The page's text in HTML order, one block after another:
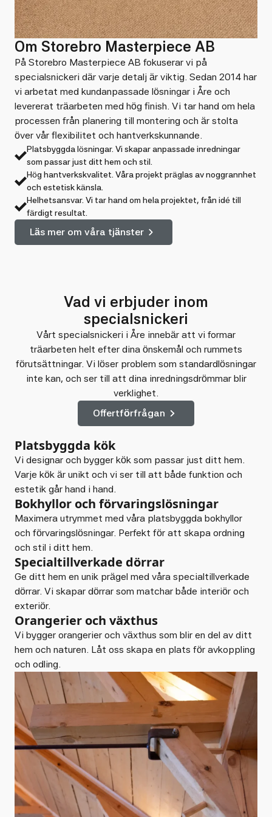
Om Storebro Masterpiece AB
På Storebro Masterpiece AB fokuserar vi på
specialsnickeri där varje detalj är viktig. Sedan 2014 har
vi arbetat med kundanpassade lösningar i Åre och
levererat träarbeten med hög finish. Vi tar hand om hela
processen från planering till montering och är stolta
över vår flexibilitet och hantverkskunnande.
Platsbyggda lösningar. Vi skapar anpassade inredningar
som passar just ditt hem och stil.
Hög hantverkskvalitet. Våra projekt präglas av noggrannhet
och estetisk känsla.
Helhetsansvar. Vi tar hand om hela projektet, från idé till
färdigt resultat.
Läs mer om våra tjänster
Vad vi erbjuder inom
specialsnickeri
Vårt specialsnickeri i Åre innebär att vi formar
träarbeten helt efter dina önskemål och rummets
förutsättningar. Vi löser problem som standardlösningar
inte kan, och ser till att dina inredningsdrömmar blir
verklighet.
Offertförfrågan
Platsbyggda kök
Vi designar och bygger kök som passar just ditt hem.
Varje kök är unikt och vi ser till att både funktion och
estetik går hand i hand.
Bokhyllor och förvaringslösningar
Maximera utrymmet med våra platsbyggda bokhyllor
och förvaringslösningar. Perfekt för att skapa ordning
och stil i ditt hem.
Specialtillverkade dörrar
Ge ditt hem en unik prägel med våra specialtillverkade
dörrar. Vi skapar dörrar som matchar både interiör och
exteriör.
Orangerier och växthus
Vi bygger orangerier och växthus som blir en del av ditt
hem och naturen. Låt oss skapa en plats för avkoppling
och odling.